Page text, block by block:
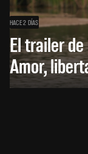
HACE 2 DÍAS
El trailer
Amor,